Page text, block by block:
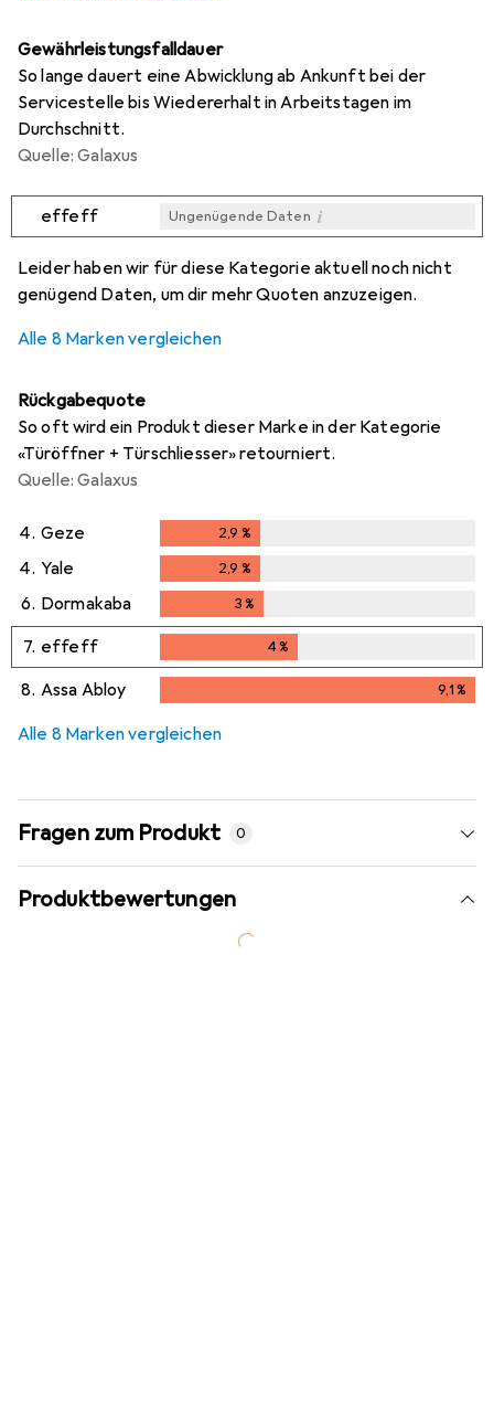
Gewährleistungsfalldauer
So lange dauert eine Abwicklung ab Ankunft bei der
Servicestelle bis Wiedererhalt in Arbeitstagen im
Durchschnitt.
Quelle: Galaxus
effeff Ungenügende Daten i
Leider haben wir für diese Kategorie aktuell noch nicht
genügend Daten, um dir mehr Quoten anzuzeigen.
Alle 8 Marken vergleichen
Rückgabequote
So oft wird ein Produkt dieser Marke in der Kategorie
«Türöffner + Türschliesser» retourniert.
Quelle: Galaxus
4. Geze 2,9 %
4. Yale 2,9 %
6. Dormakaba 3%
7. effeff 4%
8. Assa Abloy 9,1%
Alle 8 Marken vergleichen
Fragen zum Produkt 0
Produktbewertungen